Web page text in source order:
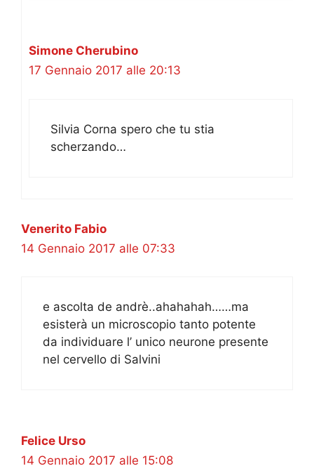
Simone Cherubino
17 Gennaio 2017 alle 20:13
Silvia Corna spero che tu stia
scherzando…
Venerito Fabio
14 Gennaio 2017 alle 07:33
e ascolta de andrè..ahahahah……ma
esisterà un microscopio tanto potente
da individuare l’ unico neurone presente
nel cervello di Salvini
Felice Urso
14 Gennaio 2017 alle 15:08